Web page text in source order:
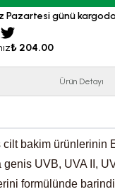
Pazartesi günü
₺ 204.00
Ürün Detayı
bakim
UVB, UVA II,
formülünde